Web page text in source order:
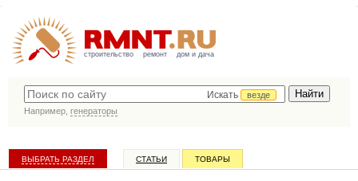
строительство ремонт дом и дача
Искать
везде
Например, генераторы
ВЫБРАТЬ РАЗДЕЛ СТАТЬИ ТОВАРЫ